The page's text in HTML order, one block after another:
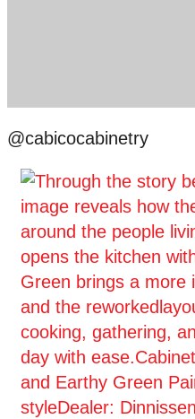
@cabicocabinetry